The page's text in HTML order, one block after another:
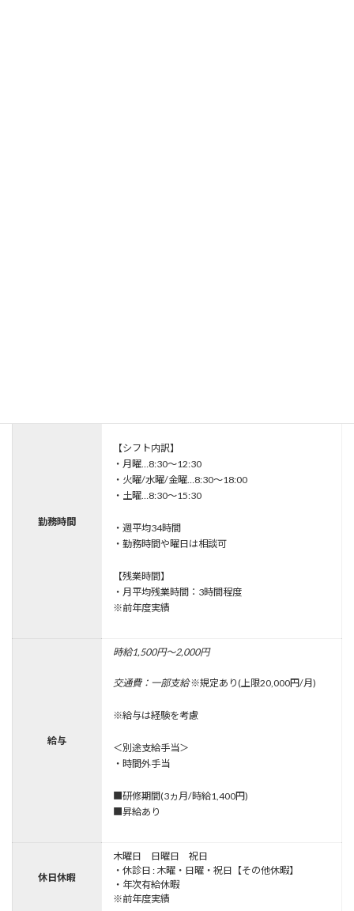
勤務時間
【シフト内訳】
・月曜…8:30～12:30
・火曜/水曜/金曜…8:30～18:00
・土曜…8:30～15:30
・週平均34時間
・勤務時間や曜日は相談可
【残業時間】
・月平均残業時間：3時間程度
※前年度実績
給与
時給1,500円～2,000円
交通費：一部支給※規定あり(上限20,000円/月)
※給与は経験を考慮
＜別途支給手当＞
・時間外手当
■研修期間(3ヵ月/時給1,400円)
■昇給あり
休日休暇
木曜日 日曜日 祝日
・休診日 : 木曜・日曜・祝日【その他休暇】
・年次有給休暇
※前年度実績